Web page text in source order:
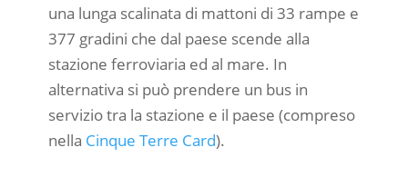
una lunga scalinata di mattoni di 33 rampe e
377 gradini che dal paese scende alla
stazione ferroviaria ed al mare. In
alternativa si può prendere un bus in
servizio tra la stazione e il paese (compreso
nella Cinque Terre Card).